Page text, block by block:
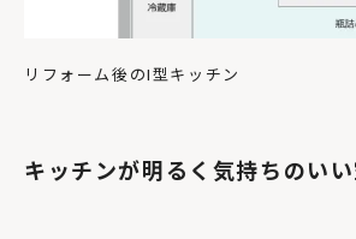
リフォーム後のI型キッチン
キッチンが明るく気持ちのい